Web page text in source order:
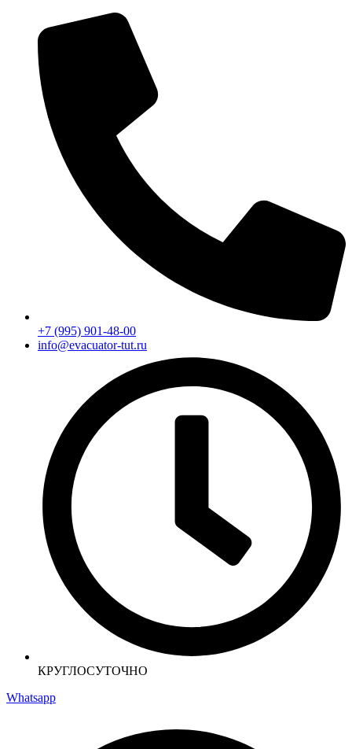
содержимому
+7 (995) 901-48-00
info@evacuator-tut.ru
КРУГЛОСУТОЧНО
Whatsapp